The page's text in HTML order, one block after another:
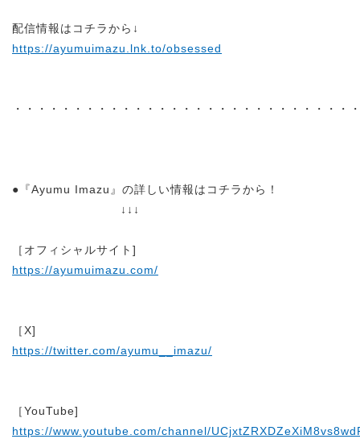
配信情報はコチラから↓
https://ayumuimazu.lnk.to/obsessed
・・・・・・・・・・・・・・・・・・・・・・・・・・・・
●『Ayumu Imazu』の詳しい情報はコチラから！
↓↓↓
［オフィシャルサイト]
https://ayumuimazu.com/
［X]
https://twitter.com/ayumu__imazu/
［YouTube]
https://www.youtube.com/channel/